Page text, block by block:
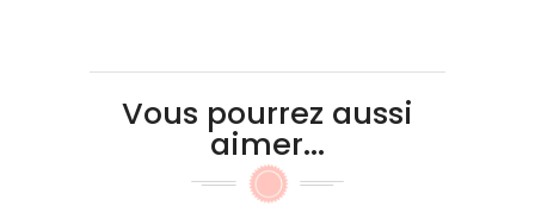
Vous pourrez aussi
aimer...